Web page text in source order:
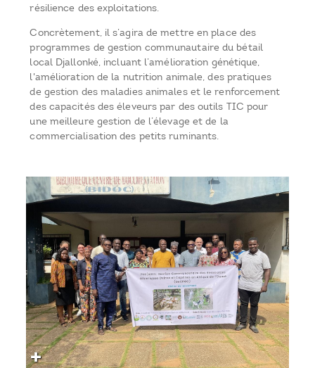
résilience des exploitations.
Concrètement, il s’agira de mettre en place des
programmes de gestion communautaire du bétail
local Djallonké, incluant l’amélioration génétique,
l'amélioration de la nutrition animale, des pratiques
de gestion des maladies animales et le renforcement
des capacités des éleveurs par des outils TIC pour
une meilleure gestion de l’élevage et de la
commercialisation des petits ruminants.